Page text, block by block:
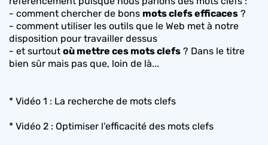
- comment chercher de bons mots clefs efficaces ?
- comment utiliser les outils que le Web met à notre
disposition pour travailler dessus
- et surtout où mettre ces mots clefs ? Dans le titre
bien sûr mais pas que, loin de là...
* Vidéo 1 : La recherche de mots clefs
* Vidéo 2 : Optimiser l'efficacité des mots clefs